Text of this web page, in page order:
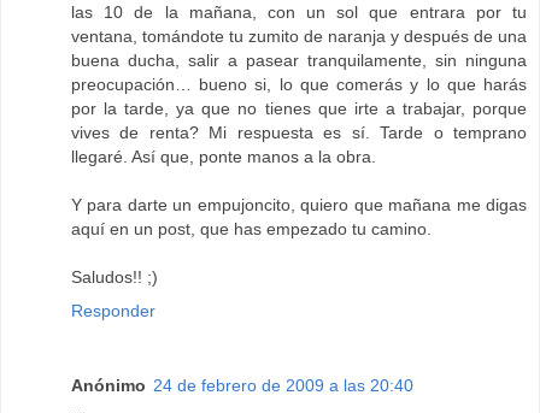
las 10 de la mañana, con un sol que entrara por tu
ventana, tomándote tu zumito de naranja y después de una
buena ducha, salir a pasear tranquilamente, sin ninguna
preocupación… bueno si, lo que comerás y lo que harás
por la tarde, ya que no tienes que irte a trabajar, porque
vives de renta? Mi respuesta es sí. Tarde o temprano
llegaré. Así que, ponte manos a la obra.
Y para darte un empujoncito, quiero que mañana me digas
aquí en un post, que has empezado tu camino.
Saludos!! ;)
Responder
Anónimo 24 de febrero de 2009 a las 20:40